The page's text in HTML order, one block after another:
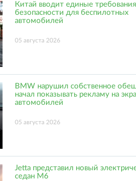
Китай вводит единые требования
безопасности для беспилотных
автомобилей
05 августа 2026
BMW нарушил собственное
начал показывать рекламу на
автомобилей
05 августа 2026
Jetta представил новый
седан M6